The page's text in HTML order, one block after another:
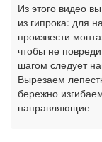
Из этого видео
из гипрока: для
произвести
чтобы не
шагом следует
Вырезаем
бережно
направляющие